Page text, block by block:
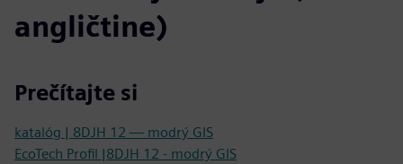
angličtine)
Prečítajte si
katalóg | 8DJH 12 — modrý GIS
EcoTech Profil |8DJH 12 - modrý GIS